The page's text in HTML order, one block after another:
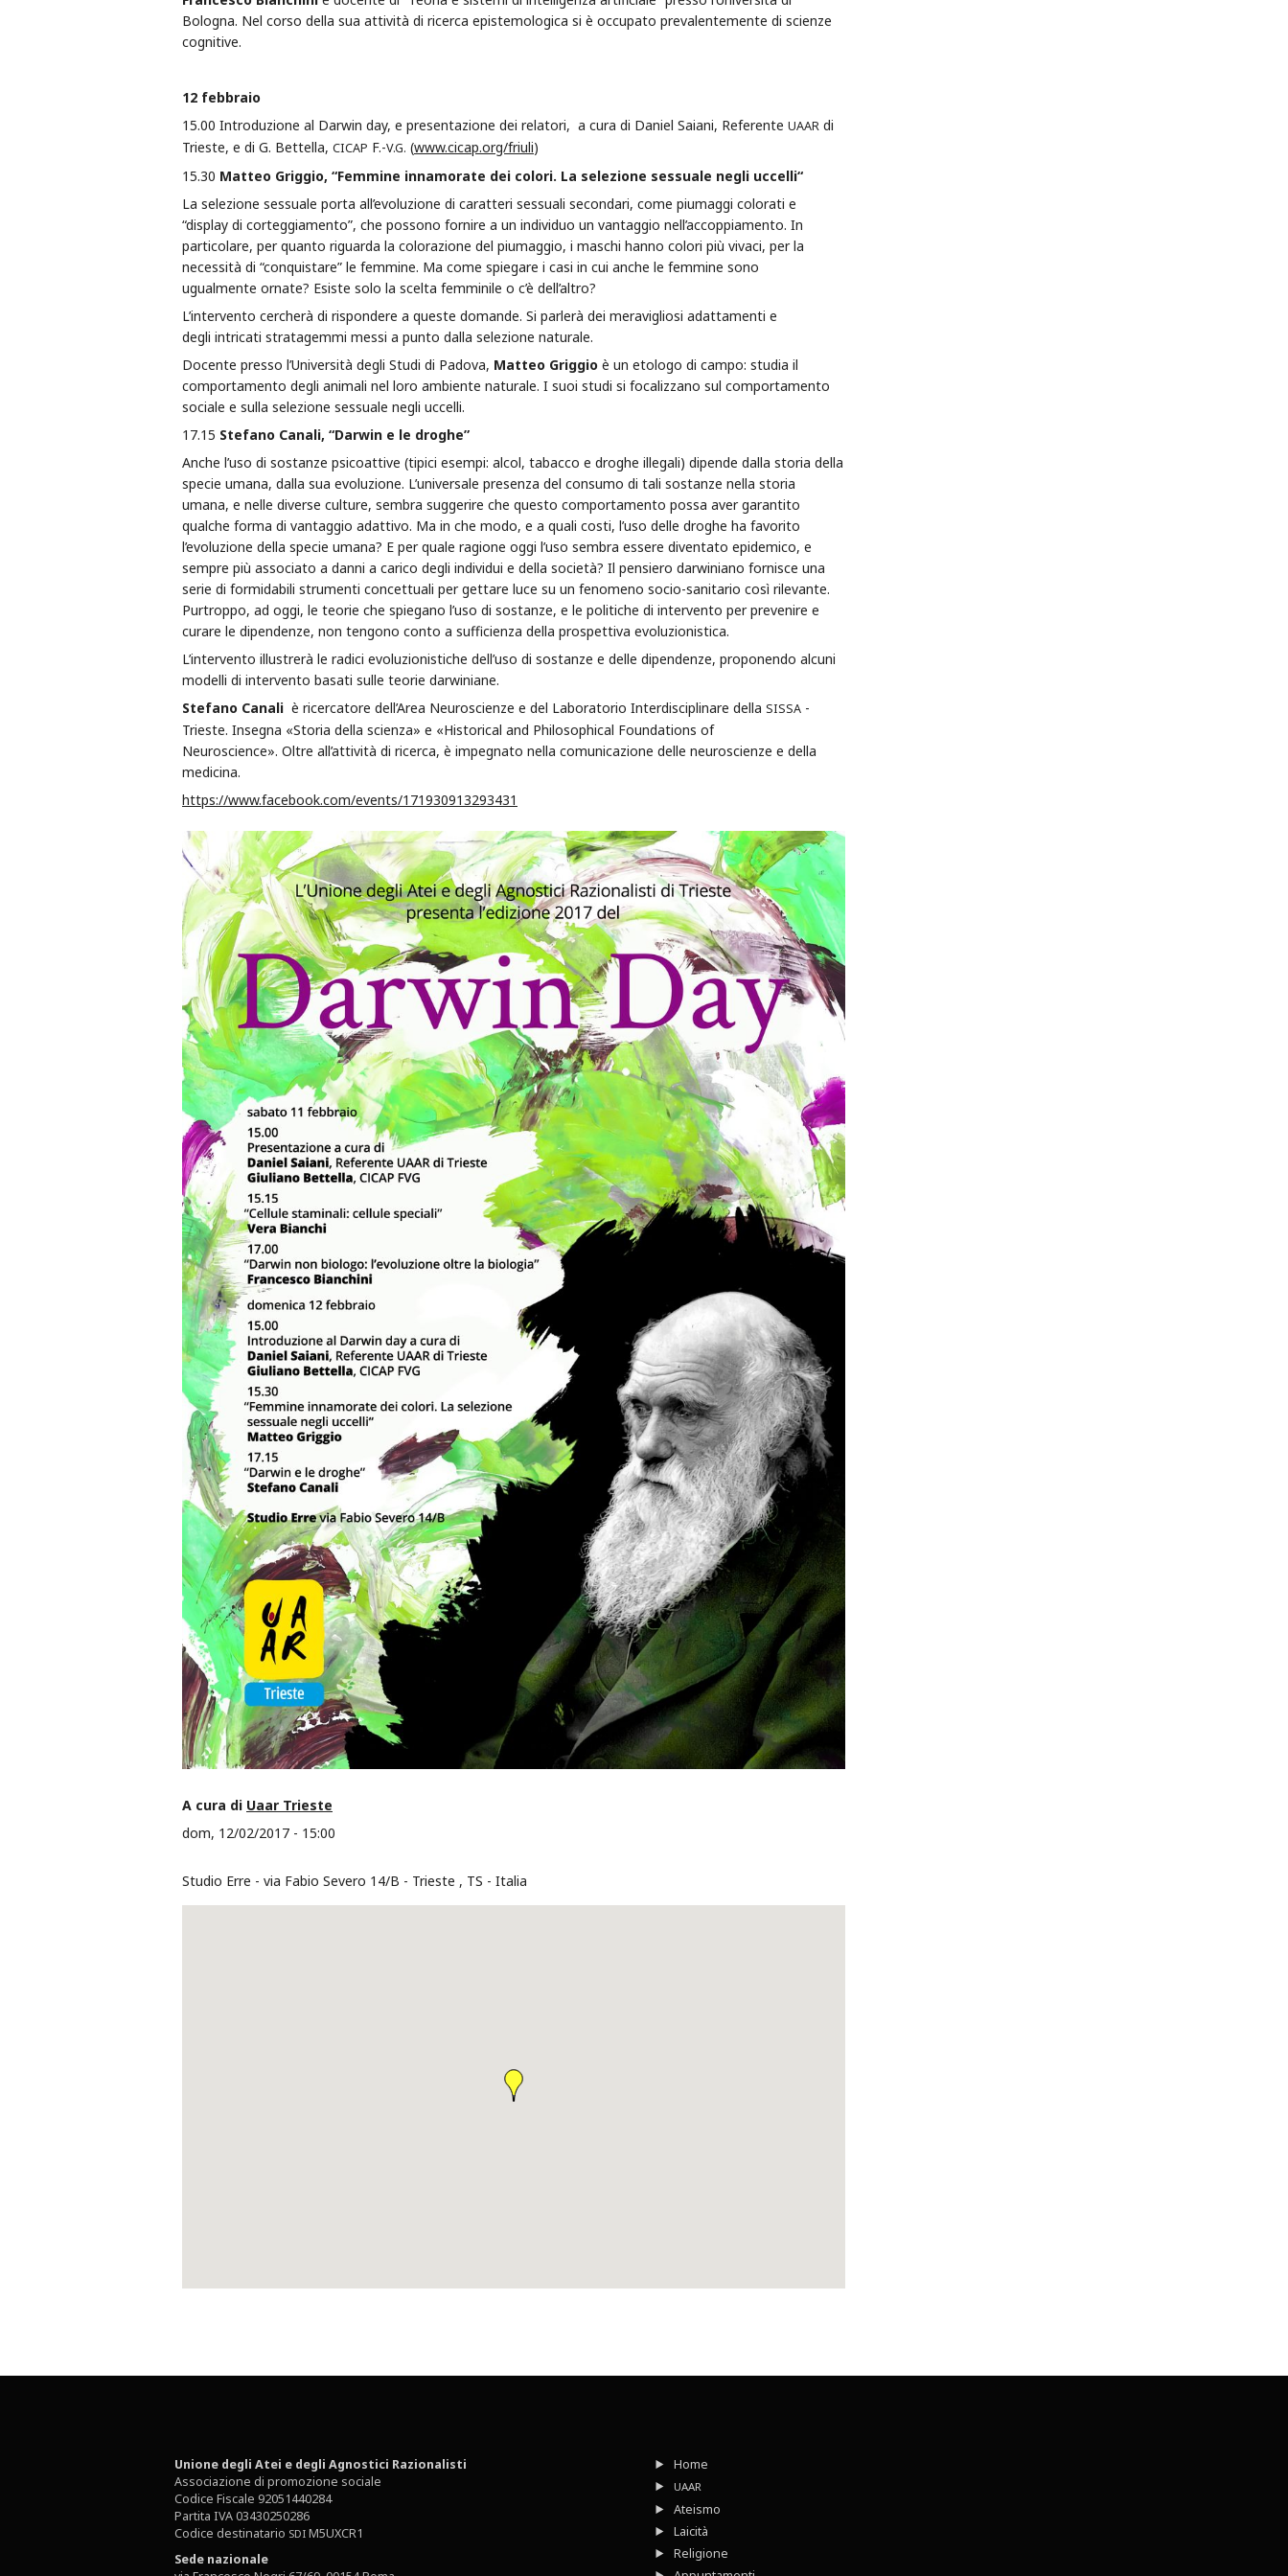
Bologna. Nel corso della sua attività di ricerca epistemologica si è occupato prevalentemente di scienze
cognitive.
12 febbraio
15.00 Introduzione al Darwin day, e presentazione dei relatori, a cura di Daniel Saiani, Referente UAAR di
Trieste, e di G. Bettella, CICAP F.-V.G. (www.cicap.org/friuli)
15.30 Matteo Griggio, “Femmine innamorate dei colori. La selezione sessuale negli uccelli“
La selezione sessuale porta all’evoluzione di caratteri sessuali secondari, come piumaggi colorati e
“display di corteggiamento”, che possono fornire a un individuo un vantaggio nell’accoppiamento. In
particolare, per quanto riguarda la colorazione del piumaggio, i maschi hanno colori più vivaci, per la
necessità di “conquistare” le femmine. Ma come spiegare i casi in cui anche le femmine sono
ugualmente ornate? Esiste solo la scelta femminile o c’è dell’altro?
L’intervento cercherà di rispondere a queste domande. Si parlerà dei meravigliosi adattamenti e
degli intricati stratagemmi messi a punto dalla selezione naturale.
Docente presso l’Università degli Studi di Padova, Matteo Griggio è un etologo di campo: studia il
comportamento degli animali nel loro ambiente naturale. I suoi studi si focalizzano sul comportamento
sociale e sulla selezione sessuale negli uccelli.
17.15 Stefano Canali, “Darwin e le droghe”
Anche l’uso di sostanze psicoattive (tipici esempi: alcol, tabacco e droghe illegali) dipende dalla storia della
specie umana, dalla sua evoluzione. L’universale presenza del consumo di tali sostanze nella storia
umana, e nelle diverse culture, sembra suggerire che questo comportamento possa aver garantito
qualche forma di vantaggio adattivo. Ma in che modo, e a quali costi, l’uso delle droghe ha favorito
l’evoluzione della specie umana? E per quale ragione oggi l’uso sembra essere diventato epidemico, e
sempre più associato a danni a carico degli individui e della società? Il pensiero darwiniano fornisce una
serie di formidabili strumenti concettuali per gettare luce su un fenomeno socio-sanitario così rilevante.
Purtroppo, ad oggi, le teorie che spiegano l’uso di sostanze, e le politiche di intervento per prevenire e
curare le dipendenze, non tengono conto a sufficienza della prospettiva evoluzionistica.
L’intervento illustrerà le radici evoluzionistiche dell’uso di sostanze e delle dipendenze, proponendo alcuni
modelli di intervento basati sulle teorie darwiniane.
Stefano Canali è ricercatore dell’Area Neuroscienze e del Laboratorio Interdisciplinare della SISSA -
Trieste. Insegna «Storia della scienza» e «Historical and Philosophical Foundations of
Neuroscience». Oltre all’attività di ricerca, è impegnato nella comunicazione delle neuroscienze e della
medicina.
https://www.facebook.com/events/171930913293431
A cura di Uaar Trieste
dom, 12/02/2017 - 15:00
Studio Erre via Fabio Severo 14/B Trieste , TS Italia
Unione degli Atei e degli Agnostici Razionalisti
Associazione di promozione sociale
Codice Fiscale 92051440284
Partita IVA 03430250286
Codice destinatario SDI M5UXCR1
Sede nazionale
Home
UAAR
Ateismo
Laicità
Religione